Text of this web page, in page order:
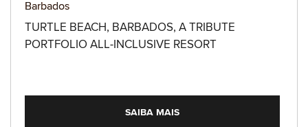
Barbados
TURTLE BEACH, BARBADOS, A TRIBUTE
PORTFOLIO ALL-INCLUSIVE RESORT
SAIBA MAIS